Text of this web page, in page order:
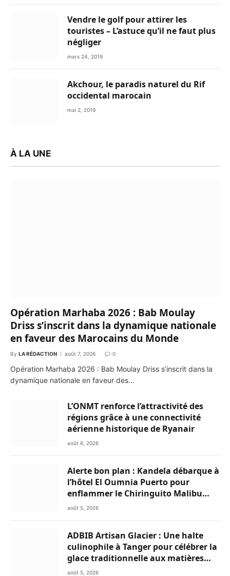
Vendre le golf pour attirer les
touristes – L’astuce qu’il ne faut plus
négliger
mars 24, 2019
Akchour, le paradis naturel du Rif
occidental marocain
mai 2, 2019
À LA UNE
Opération Marhaba 2026 : Bab Moulay
Driss s’inscrit dans la dynamique nationale
en faveur des Marocains du Monde
By LA RÉDACTION août 7, 2026 0
Opération Marhaba 2026 : Bab Moulay Driss s’inscrit dans la
dynamique nationale en faveur des…
L’ONMT renforce l’attractivité des
régions grâce à une connectivité
aérienne historique de Ryanair
août 6, 2026
Alerte bon plan : Kandela débarque à
l’hôtel El Oumnia Puerto pour
enflammer le Chiringuito Malibu
Club
août 5, 2026
ADBIB Artisan Glacier : Une halte
culinophile à Tanger pour célébrer la
glace traditionnelle aux matières
premières de choix
août 5, 2026